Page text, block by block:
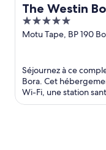
The Westin
Spa
5
out
Motu Tape, BP 190
Séjournez à ce
Bora. Cet
Wi-Fi, une station
restaurants. Deux ...